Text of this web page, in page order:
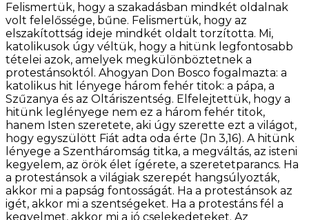
Felismertük, hogy a szakadásban mindkét oldalnak
volt felelőssége, bűne. Felismertük, hogy az
elszakítottság ideje mindkét oldalt torzította. Mi,
katolikusok úgy véltük, hogy a hitünk legfontosabb
tételei azok, amelyek megkülönböztetnek a
protestánsoktól. Ahogyan Don Bosco fogalmazta: a
katolikus hit lényege három fehér titok: a pápa, a
Szűzanya és az Oltáriszentség. Elfelejtettük, hogy a
hitünk leglényege nem ez a három fehér titok,
hanem Isten szeretete, aki úgy szerette ezt a világot,
hogy egyszülött Fiát adta oda érte (Jn 3,16). A hitünk
lényege a Szentháromság titka, a megváltás, az isteni
kegyelem, az örök élet ígérete, a szeretetparancs. Ha
a protestánsok a világiak szerepét hangsúlyozták,
akkor mi a papság fontosságát. Ha a protestánsok az
igét, akkor mi a szentségeket. Ha a protestáns fél a
kegyelmet, akkor mi a jó cselekedeteket. Az